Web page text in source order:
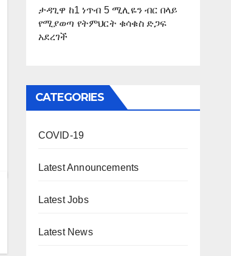
ታዳጊዋ ከ1 ነጥብ 5 ሚሊዬን ብር በላይ
የሚያወጣ የትምህርት ቁሳቁስ ድጋፍ
አደረገች
CATEGORIES
COVID-19
Latest Announcements
Latest Jobs
Latest News